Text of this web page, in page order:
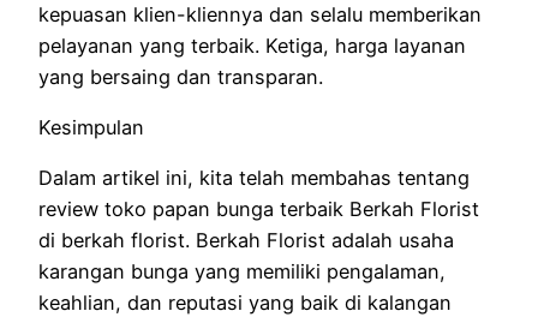
kepuasan klien-kliennya dan selalu memberikan
pelayanan yang terbaik. Ketiga, harga layanan
yang bersaing dan transparan.
Kesimpulan
Dalam artikel ini, kita telah membahas tentang
review toko papan bunga terbaik Berkah Florist
di berkah florist. Berkah Florist adalah usaha
karangan bunga yang memiliki pengalaman,
keahlian, dan reputasi yang baik di kalangan